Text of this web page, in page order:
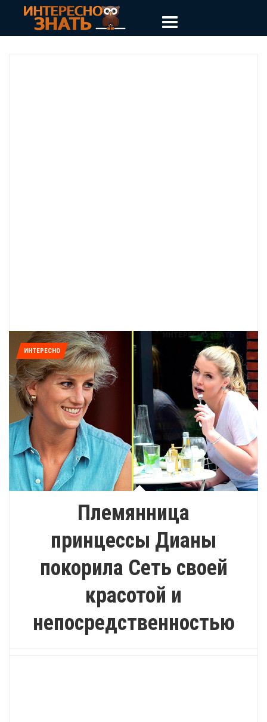
ИНТЕРЕСНО
Племянница
принцессы Дианы
покорила Сеть своей
красотой и
непосредственностью